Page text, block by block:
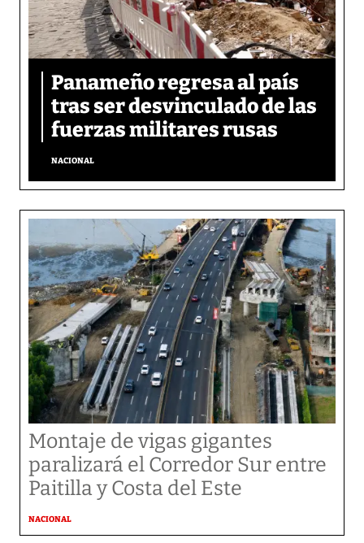
Panameño regresa al país
tras ser desvinculado de las
fuerzas militares rusas
NACIONAL
Montaje de vigas gigantes
paralizará el Corredor Sur entre
Paitilla y Costa del Este
NACIONAL